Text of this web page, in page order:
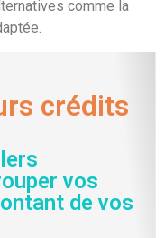
comme la
crédits
vos
de vos